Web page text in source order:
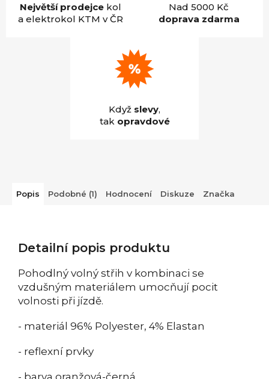
Největší prodejcekol
a elektrokol KTM v ČR
Nad 5000 Kč
doprava zdarma
Když slevy,
tak opravdové
Popis Podobné (1) Hodnocení Diskuze Značka
Detailní popis produktu
Pohodlný volný střih v kombinaci se
vzdušným materiálem umocňují pocit
volnosti při jízdě.
- materiál 96% Polyester, 4% Elastan
- reflexní prvky
- barva oranžová-černá